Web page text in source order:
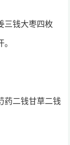
三钱大枣四枚
药二钱甘草二钱